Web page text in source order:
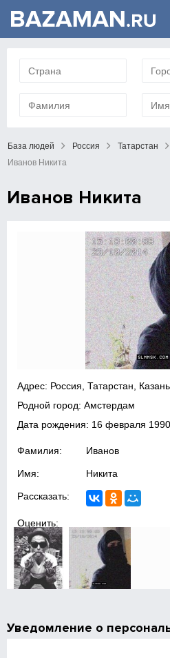
База людей Россия Татарстан
Иванов Никита
Иванов Никита
Адрес: Россия, Татарстан, Казань
Родной город: Амстердам
Дата рождения: 16 февраля 1990
Фамилия: Иванов
Имя: Никита
Рассказать:
Оценить:
Уведомление о